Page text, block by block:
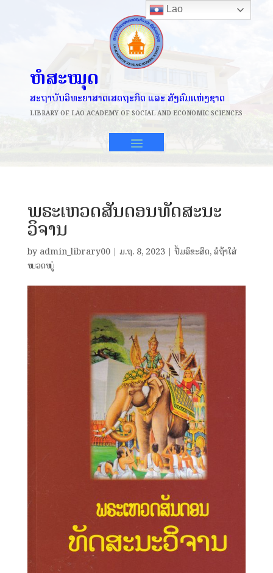
ຫໍສະໝຸດ
ສະຖາບັນວິທະຍາສາດເສດຖະກິດ ແລະ ສັງຄົມແຫ່ງຊາດ
LIBRARY OF LAO ACADEMY OF SOCIAL AND ECONOMIC SCIENCES
ພຣະເຫວດສັນດອນທັດສະນະ
ວິຈານ
by admin_library00| ມ.ຖ. 8, 2023| ປຶ້ມລິຂະສິດ,ລໍຖ້າໃສ່
ໝວດໝູ່
Lao